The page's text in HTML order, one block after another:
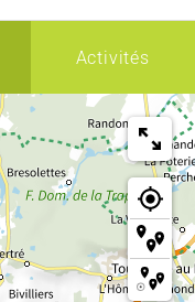
Activités